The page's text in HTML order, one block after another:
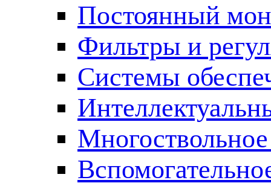
Постоянный
Фильтры и
Cистемы